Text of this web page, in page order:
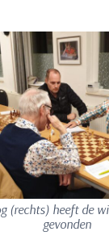
(rechts) heeft de
gevonden